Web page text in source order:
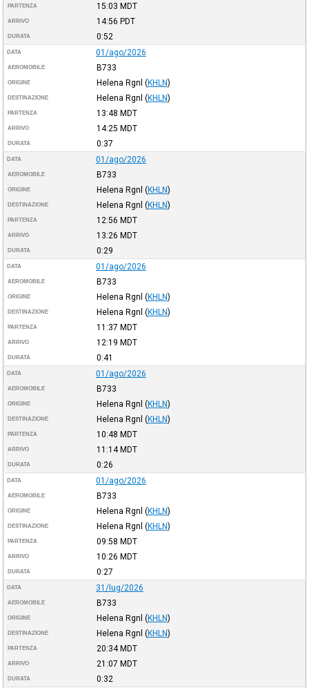
PARTENZA 15:03 MDT
ARRIVO 14:56 PDT
DURATA 0:52
DATA 01/ago/2026
AEROMOBILE B733
ORIGINE Helena Rgnl (KHLN)
DESTINAZIONE Helena Rgnl (KHLN)
PARTENZA 13:48 MDT
ARRIVO 14:25 MDT
DURATA 0:37
DATA 01/ago/2026
AEROMOBILE B733
ORIGINE Helena Rgnl (KHLN)
DESTINAZIONE Helena Rgnl (KHLN)
PARTENZA 12:56 MDT
ARRIVO 13:26 MDT
DURATA 0:29
DATA 01/ago/2026
AEROMOBILE B733
ORIGINE Helena Rgnl (KHLN)
DESTINAZIONE Helena Rgnl (KHLN)
PARTENZA 11:37 MDT
ARRIVO 12:19 MDT
DURATA 0:41
DATA 01/ago/2026
AEROMOBILE B733
ORIGINE Helena Rgnl (KHLN)
DESTINAZIONE Helena Rgnl (KHLN)
PARTENZA 10:48 MDT
ARRIVO 11:14MDT
DURATA 0:26
DATA 01/ago/2026
AEROMOBILE B733
ORIGINE Helena Rgnl (KHLN)
DESTINAZIONE Helena Rgnl (KHLN)
PARTENZA 09:58 MDT
ARRIVO 10:26 MDT
DURATA 0:27
DATA 31/lug/2026
AEROMOBILE B733
ORIGINE Helena Rgnl (KHLN)
DESTINAZIONE Helena Rgnl (KHLN)
PARTENZA 20:34MDT
ARRIVO 21:07 MDT
DURATA 0:32